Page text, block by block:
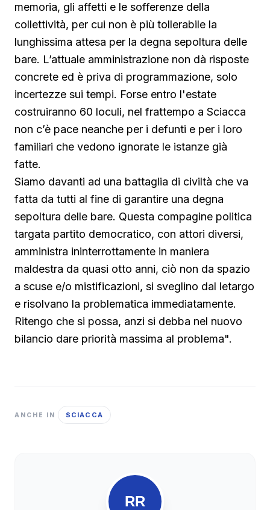
memoria, gli affetti e le sofferenze della
collettività, per cui non è più tollerabile la
lunghissima attesa per la degna sepoltura delle
bare. L’attuale amministrazione non dà risposte
concrete ed è priva di programmazione, solo
incertezze sui tempi. Forse entro l'estate
costruiranno 60 loculi, nel frattempo a Sciacca
non c’è pace neanche per i defunti e per i loro
familiari che vedono ignorate le istanze già
fatte.
Siamo davanti ad una battaglia di civiltà che va
fatta da tutti al fine di garantire una degna
sepoltura delle bare. Questa compagine politica
targata partito democratico, con attori diversi,
amministra ininterrottamente in maniera
maldestra da quasi otto anni, ciò non da spazio
a scuse e/o mistificazioni, si sveglino dal letargo
e risolvano la problematica immediatamente.
Ritengo che si possa, anzi si debba nel nuovo
bilancio dare priorità massima al problema".
ANCHE IN SCIACCA
RR